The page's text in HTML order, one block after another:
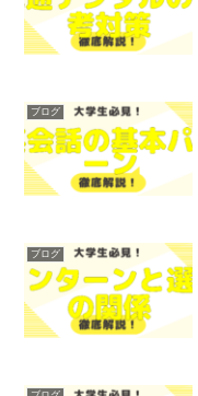
ブログ
ブログ